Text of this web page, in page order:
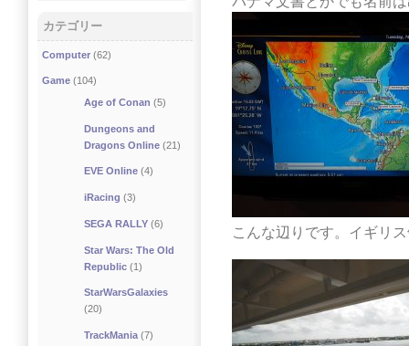
こんな辺りです。イギリ
カテゴリー
Computer (62)
Game (104)
Age of Conan (5)
Dungeons and
Dragons Online(21)
EVE Online(4)
iRacing (3)
SEGA RALLY(6)
Star Wars: The Old
Republic(1)
StarWarsGalaxies
(20)
TrackMania(7)